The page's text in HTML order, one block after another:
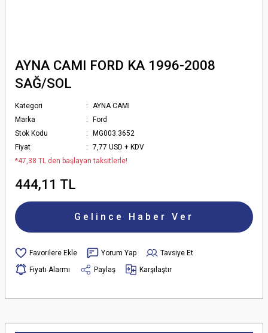
AYNA CAMI FORD KA 1996-2008
SAĞ/SOL
Kategori
AYNA CAMI
Marka
Ford
Stok Kodu
MG003.3652
Fiyat
7,77 USD + KDV
*47,38 TL den başlayan taksitlerle!
444,11 TL
Gelince Haber Ver
Yorum Yap
Tavsiye Et
Fiyatı Alarmı
Paylaş Karşılaştır